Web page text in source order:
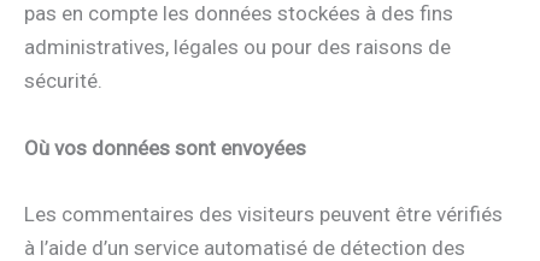
pas en compte les données stockées à des fins
administratives, légales ou pour des raisons de
sécurité.
Où vos données sont envoyées
Les commentaires des visiteurs peuvent être vérifiés
à l’aide d’un service automatisé de détection des